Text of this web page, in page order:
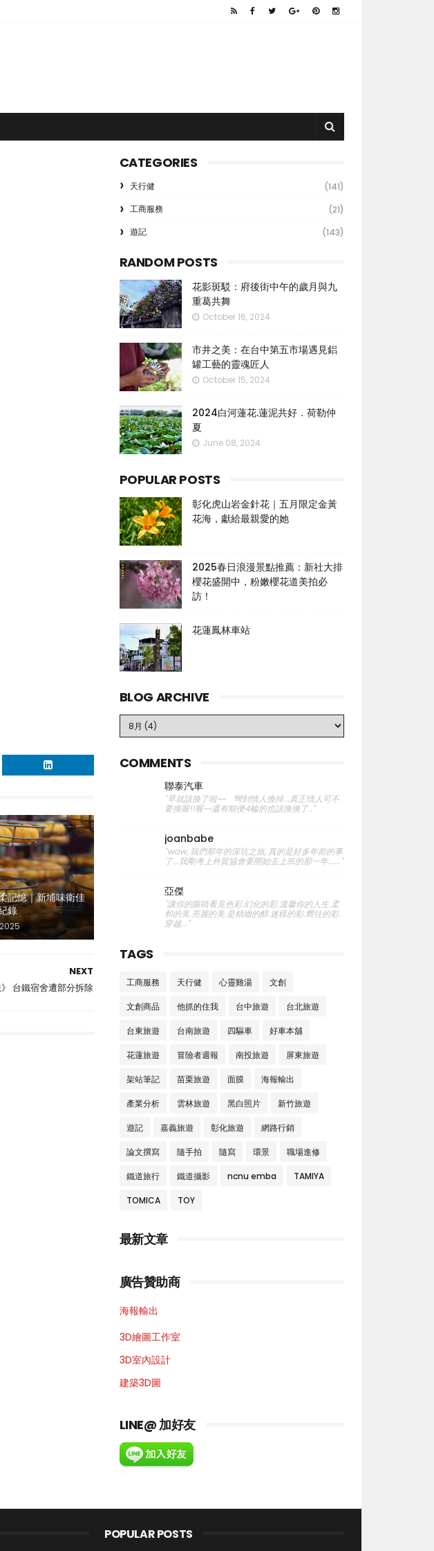
記憶｜新埔味衛佳
錄
NEXT
台鐵宿舍遭部分拆除
CATEGORIES
天行健
(141)
工商服務
(21)
遊記
(143)
RANDOM POSTS
花影斑駁：府後街中午的歲月與九
重葛共舞
October 16, 2024
市井之美：在台中第五市場遇見鋁
罐工藝的靈魂匠人
October 15, 2024
2024白河蓮花.蓮泥共好．荷勒仲
夏
June 08, 2024
POPULAR POSTS
彰化虎山岩金針花｜五月限定金黃
花海，獻給最親愛的她
2025春日浪漫景點推薦：新社大排
櫻花盛開中，粉嫩櫻花道美拍必
訪！
花蓮鳳林車站
BLOG ARCHIVE
COMMENTS
聯泰汽車
"早就該換了啦~~ 彎到情人換掉...真正情人可不
要換喔!!喔~~還有順便4輪的也該換換了.."
joanbabe
"wow, 我們那年的深坑之旅, 真的是好多年前的事
了...我剛考上外貿協會要開始去上班的那一年......"
亞傑
"讓你的眼睛看見色彩.幻化的彩.溫馨你的人生.柔
和的美.亮麗的美.是精緻的醇.迷樣的彩.嚮往的彩.
穿越..."
TAGS
工商服務 天行健 心靈雞湯 文創
文創商品 他抓的住我 台中旅遊 台北旅遊
台東旅遊 台南旅遊 四驅車 好車本舖
花蓮旅遊 冒險者週報 南投旅遊 屏東旅遊
架站筆記 苗栗旅遊 面膜 海報輸出
產業分析 雲林旅遊 黑白照片 新竹旅遊
遊記 嘉義旅遊 彰化旅遊 網路行銷
論文撰寫 隨手拍 隨寫 環景 職場進修
鐵道旅行 鐵道攝影 ncnu emba TAMIYA
TOMICA TOY
最新文章
廣告贊助商
海報輸出
3D繪圖工作室
3D室內設計
建築3D圖
LINE@ 加好友
POPULAR POSTS